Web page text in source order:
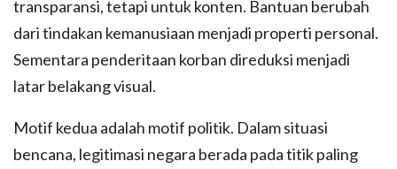
transparansi, tetapi untuk konten. Bantuan berubah
dari tindakan kemanusiaan menjadi properti personal.
Sementara penderitaan korban direduksi menjadi
latar belakang visual.
Motif kedua adalah motif politik. Dalam situasi
bencana, legitimasi negara berada pada titik paling